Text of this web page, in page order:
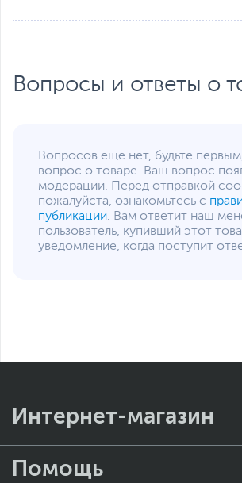
Вопросы и ответы о
Вопросов еще нет, будьте
вопрос о товаре. Ваш вопрос
модерации. Перед отправкой
пожалуйста, ознакомьтесь с
публикации. Вам ответит наш
пользователь, купивший этот
уведомление, когда поступит
Интернет-магазин
Помощь